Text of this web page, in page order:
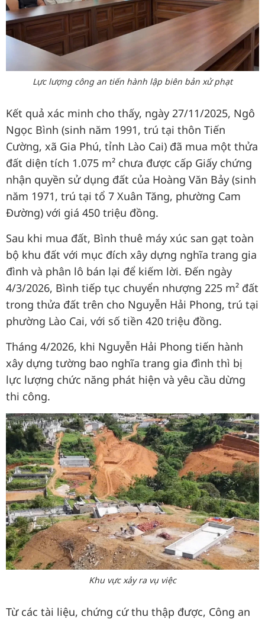
Lực lượng công an tiến hành lập biên bản xử phạt
Kết quả xác minh cho thấy, ngày 27/11/2025, Ngô
Ngọc Bình (sinh năm 1991, trú tại thôn Tiến
Cường, xã Gia Phú, tỉnh Lào Cai) đã mua một thửa
đất diện tích 1.075 m² chưa được cấp Giấy chứng
nhận quyền sử dụng đất của Hoàng Văn Bảy (sinh
năm 1971, trú tại tổ 7 Xuân Tăng, phường Cam
Đường) với giá 450 triệu đồng.
Sau khi mua đất, Bình thuê máy xúc san gạt toàn
bộ khu đất với mục đích xây dựng nghĩa trang gia
đình và phân lô bán lại để kiếm lời. Đến ngày
4/3/2026, Bình tiếp tục chuyển nhượng 225 m² đất
trong thửa đất trên cho Nguyễn Hải Phong, trú tại
phường Lào Cai, với số tiền 420 triệu đồng.
Tháng 4/2026, khi Nguyễn Hải Phong tiến hành
xây dựng tường bao nghĩa trang gia đình thì bị
lực lượng chức năng phát hiện và yêu cầu dừng
thi công.
Khu vực xảy ra vụ việc
Từ các tài liệu, chứng cứ thu thập được, Công an